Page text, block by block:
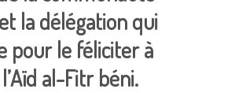
la délégation qui
pour le féliciter à
al-Fitr béni.